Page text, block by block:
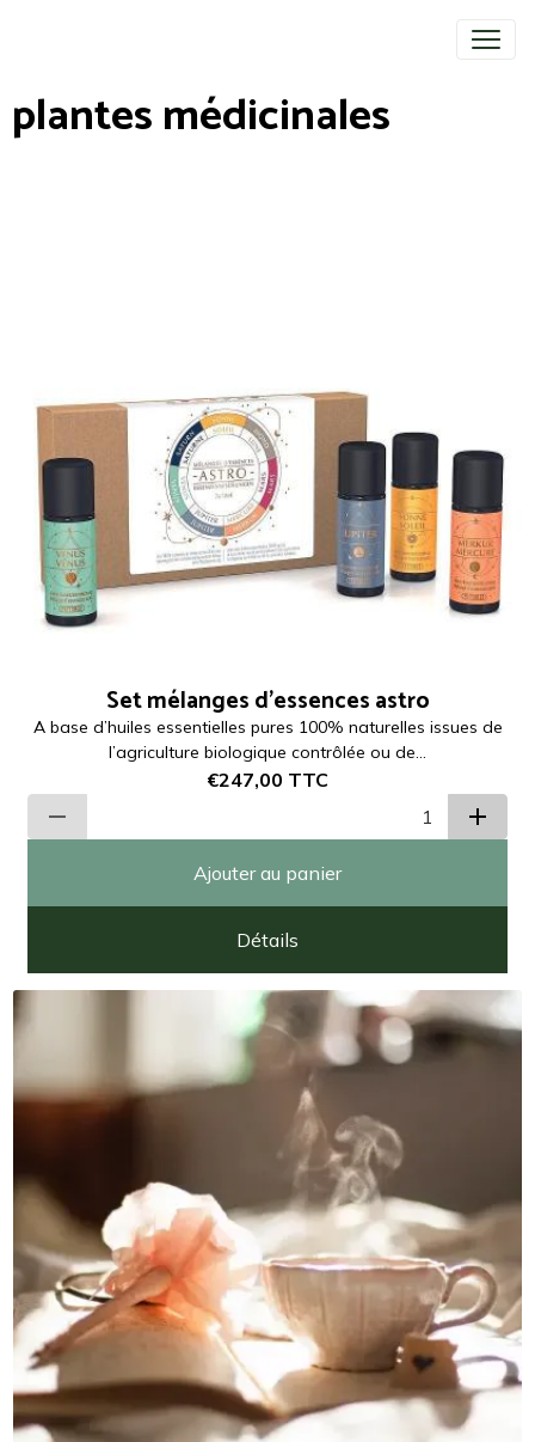
plantes médicinales
Set mélanges d'essences astro
A base d’huiles essentielles pures 100% naturelles issues de
l’agriculture biologique contrôlée ou de...
€247,00 TTC
Ajouter au panier
Détails